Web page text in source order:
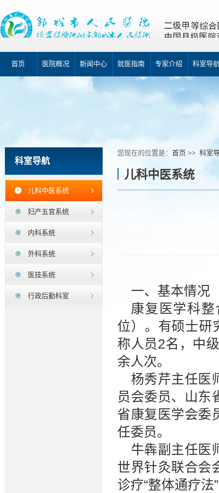
首页 医院概况 新闻中心 就医指南 专家介绍 科室导
科室导航
儿科中医系统
妇产五官系统
内科系统
外科系统
医技系统
行政后勤科室
您现在的位置是： 首页 >> 科室
儿科中医系统
一、基本情况
康复医学科
位）。有硕士研
称人员2名，中
余人次。
杨秀芹主任医
员会委员、山东
省康复医学会委
任委员。
牛犇副主任医
世界针灸联合会
诊疗“整体通疗